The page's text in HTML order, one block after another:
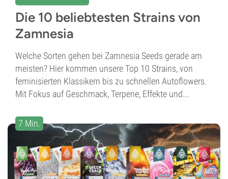
Die 10 beliebtesten Strains von
Zamnesia
Welche Sorten gehen bei Zamnesia Seeds gerade am
meisten? Hier kommen unsere Top 10 Strains, von
feminisierten Klassikern bis zu schnellen Autoflowers.
Mit Fokus auf Geschmack, Terpene, Effekte und...
7 Min.